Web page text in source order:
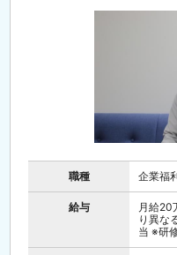
職種 企業福
給与
月給20
り異な
当 ※研